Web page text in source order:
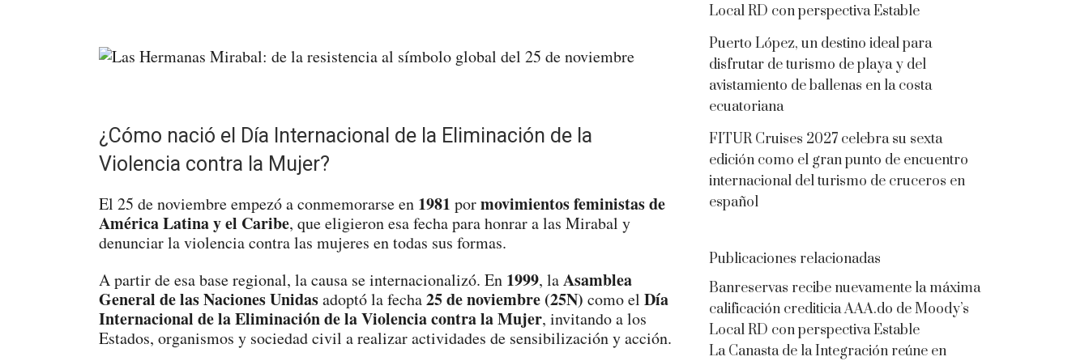
¿Cómo nació el Día Internacional de la Eliminación de la
Violencia contra la Mujer?
El 25 de noviembre empezó a conmemorarse en 1981 pormovimientos feministas de
América Latina y el Caribe, que eligieron esa fecha para honrar a las Mirabal y
denunciar la violencia contra las mujeres en todas sus formas.
A partir de esa base regional, la causa se internacionalizó. En 1999, laAsamblea
General de las Naciones Unidasadoptó la fecha25 de noviembre (25N) como el Día
Internacional de la Eliminación de la Violencia contra la Mujer, invitando a los
Estados, organismos y sociedad civil a realizar actividades de sensibilización y acción.
Local RD con perspectiva Estable
Puerto López, un destino ideal para
disfrutar de turismo de playa y del
avistamiento de ballenas en la costa
ecuatoriana
FITUR Cruises 2027 celebra su sexta
edición como el gran punto de encuentro
internacional del turismo de cruceros en
español
Publicaciones relacionadas
Banreservas recibe nuevamente la máxima
calificación crediticia AAA.do de Moody’s
Local RD con perspectiva Estable
La Canasta de la Integración reúne en